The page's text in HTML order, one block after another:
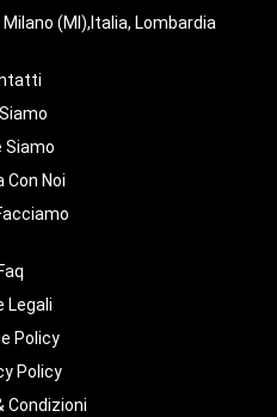
Milano (MI),Italia, Lombardia
Siamo
Con Noi
Faq
Legali
Policy
Policy
Condizioni